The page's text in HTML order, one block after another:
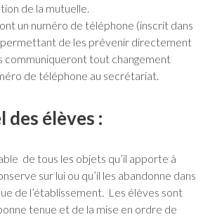
de la mutuelle.
un numéro de téléphone (inscrit dans
permettant de les prévenir directement
communiqueront tout changement
de téléphone au secrétariat.
élèves :
de tous les objets qu’il apporte à
sur lui ou qu’il les abandonne dans
de l’établissement. Les élèves sont
tenue et de la mise en ordre de